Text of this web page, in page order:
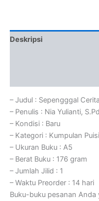
Deskripsi
– Judul : Sepengggal
– Penulis : Nia Yulianti,
– Kondisi : Baru
– Kategori : Kumpulan Puisi
– Ukuran Buku : A5
– Berat Buku : 176 gram
– Jumlah Jilid : 1
– Waktu Preorder : 14 hari
Buku-buku pesanan